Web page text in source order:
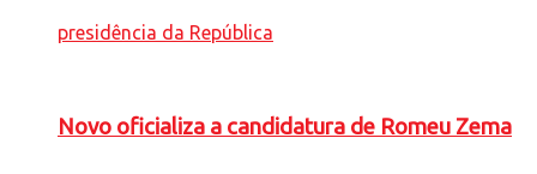
Novo oficializa a candidatura de Romeu Zema